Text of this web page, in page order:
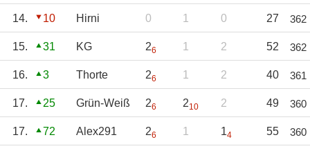
14. 10 Hirni 0 1 0 27 362
15. 31 KG 26 1 2 52 362
16. 3 Thorte 26 1 2 40 361
17. 25 Grün-Weiß 26 210 2 49 360
17. 72 Alex291 26 1 14 55 360